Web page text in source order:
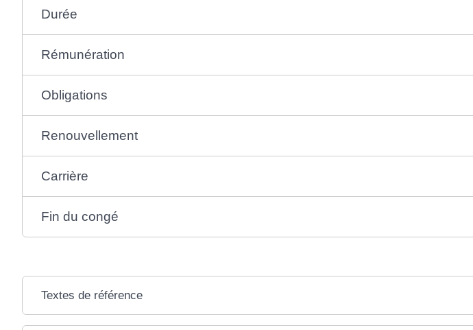
Durée
Rémunération
Obligations
Renouvellement
Carrière
Fin du congé
Textes de référence